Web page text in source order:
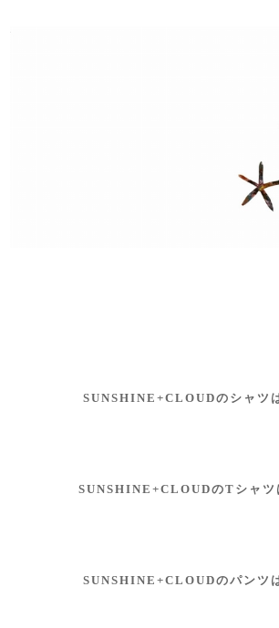
SUNSHINE+CLOUDのシャツ
SUNSHINE+CLOUDのTシャツ
SUNSHINE+CLOUDのパンツ